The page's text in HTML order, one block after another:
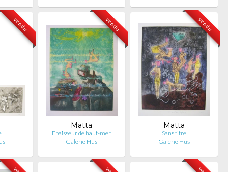
vendu vendu
Matta
Epaisseur de haut-mer
Galerie Hus
vendu
Matta
Sans titre
Galerie Hus